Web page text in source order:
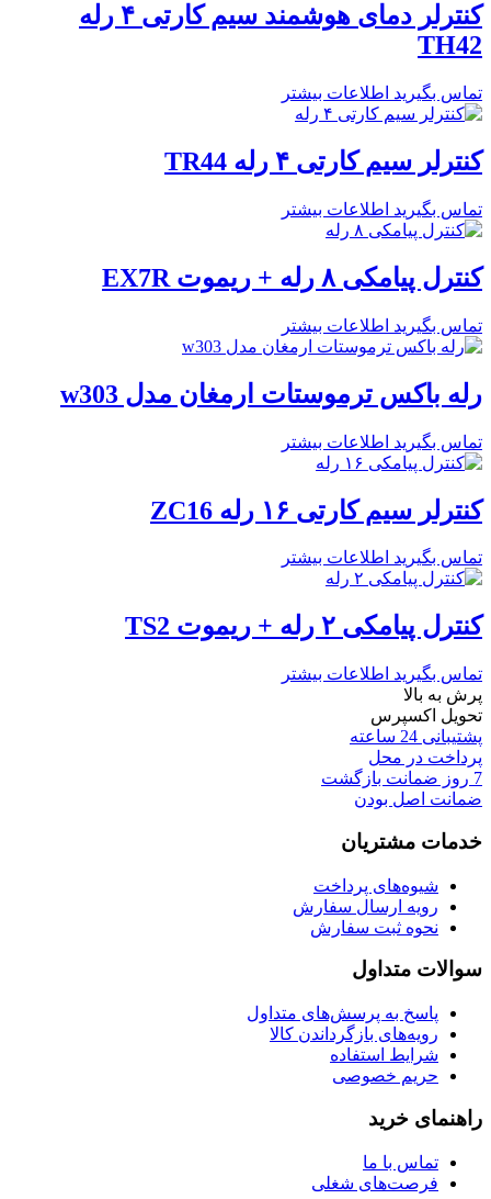
کنترلر دمای هوشمند سیم کارتی ۴ رله
TH42
تماس بگیرید اطلاعات بیشتر
کنترلر سیم کارتی ۴ رله TR44
تماس بگیرید اطلاعات بیشتر
کنترل پیامکی ۸ رله + ریموت EX7R
تماس بگیرید اطلاعات بیشتر
رله باکس ترموستات ارمغان مدل w303
تماس بگیرید اطلاعات بیشتر
کنترلر سیم کارتی ۱۶ رله ZC16
تماس بگیرید اطلاعات بیشتر
کنترل پیامکی ۲ رله + ریموت TS2
تماس بگیرید اطلاعات بیشتر
پرش به بالا
تحویل اکسپرس
پشتیبانی 24 ساعته
پرداخت در محل
7 روز ضمانت بازگشت
ضمانت اصل بودن
خدمات مشتریان
شیوه‌های پرداخت
رویه ارسال سفارش
نحوه ثبت سفارش
سوالات متداول
پاسخ به پرسش‌های متداول
رویه‌های بازگرداندن کالا
شرایط استفاده
حریم خصوصی
راهنمای خرید
تماس با ما
فرصت‌های شغلی